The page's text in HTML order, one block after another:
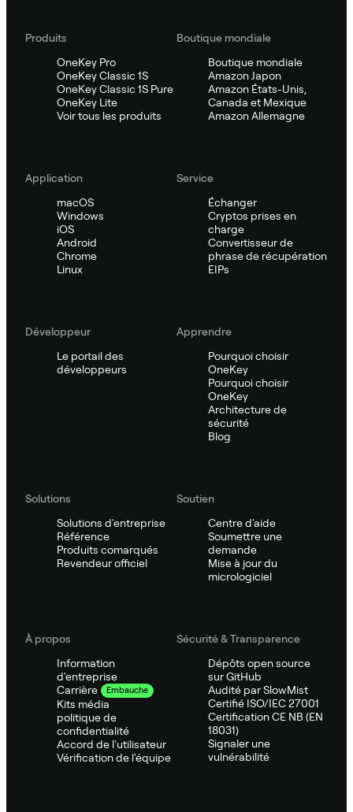
Produits
OneKey Pro
OneKey Classic 1S
OneKey Classic 1S Pure
OneKey Lite
Voir tous les produits
Boutique mondiale
Boutique mondiale
Amazon Japon
Amazon États-Unis,
Canada et Mexique
Amazon Allemagne
Application
macOS
Windows
iOS
Android
Chrome
Linux
Service
Échanger
Cryptos prises en
charge
Convertisseur de
phrase de récupération
EIPs
Développeur
Le portail des
développeurs
Apprendre
Pourquoi choisir
OneKey
Pourquoi choisir
OneKey
Architecture de
sécurité
Blog
Solutions
Solutions d'entreprise
Référence
Produits comarqués
Revendeur officiel
Soutien
Centre d'aide
Soumettre une
demande
Mise à jour du
micrologiciel
À propos
Information
d'entreprise
Carrière
Embauche
Kits média
politique de
confidentialité
Accord de l'utilisateur
Vérification de l'équipe
Sécurité & Transparence
Dépôts open source
sur GitHub
Audité par SlowMist
Certifié ISO/IEC 27001
Certification CE NB (EN
18031)
Signaler une
vulnérabilité